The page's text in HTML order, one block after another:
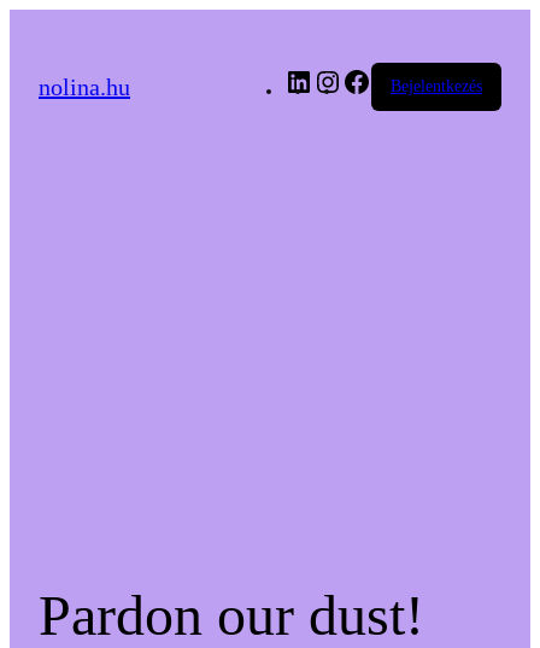
nolina.hu LinkedInInstagramFacebook
Bejelentkezés
Pardon our dust!